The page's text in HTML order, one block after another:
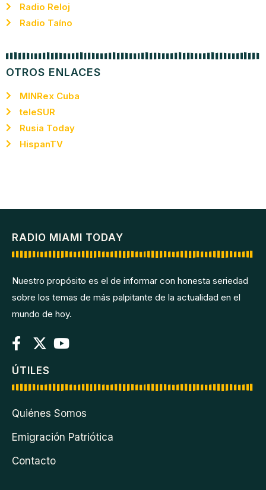
Radio Reloj
Radio Taíno
OTROS ENLACES
MINRex Cuba
teleSUR
Rusia Today
HispanTV
RADIO MIAMI TODAY
Nuestro propósito es el de informar con honesta seriedad
sobre los temas de más palpitante de la actualidad en el
mundo de hoy.
ÚTILES
Quiénes Somos
Emigración Patriótica
Contacto